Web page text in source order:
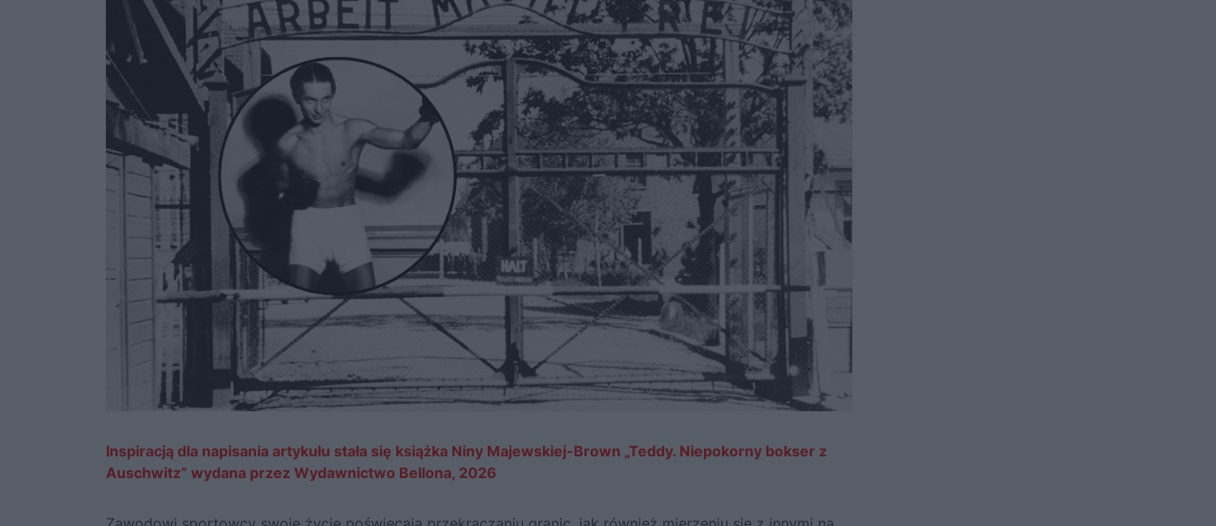
Inspiracją dla napisania artykułu stała się książka Niny Majewskiej-Brown „Teddy. Niepokorny bokser z
Auschwitz” wydana przez Wydawnictwo Bellona, 2026